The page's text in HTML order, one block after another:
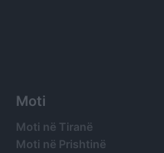
Moti
Moti në Tiranë
Moti në Prishtinë